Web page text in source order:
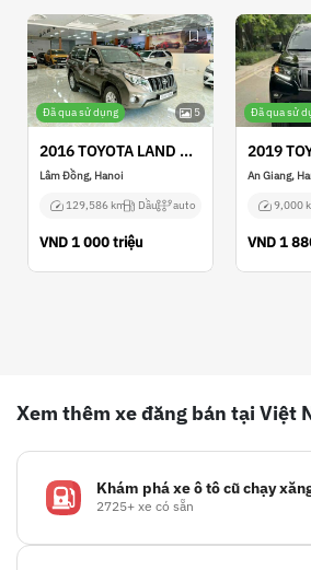
Đã qua sử dụng 5
2016 TOYOTA LAND CRUISER PRADO
Lâm Đồng, Hanoi
129,586 km Dầu auto
VND1 000 triệu
Đã qua sử
An Giang,
9,000
VND1
Xem thêm xe đăng bán tại Việt
Khám phá xe ô tô cũ chạy
2725+ xe có sẵn